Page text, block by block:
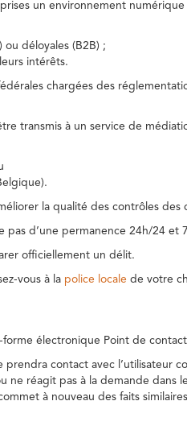
un environnement
déloyales (B2B) ;
intérêts.
chargées des
transmis à un service de
la qualité des contrôles des
pas d’une permanence 24h/24 et
officiellement un délit.
vous à la police locale de votre
forme électronique Point de
prendra contact avec l’utilisateur
réagit pas à la demande dans
à nouveau des faits